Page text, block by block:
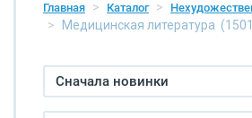
Главная Каталог
Медицинская литература
Сначала новинки